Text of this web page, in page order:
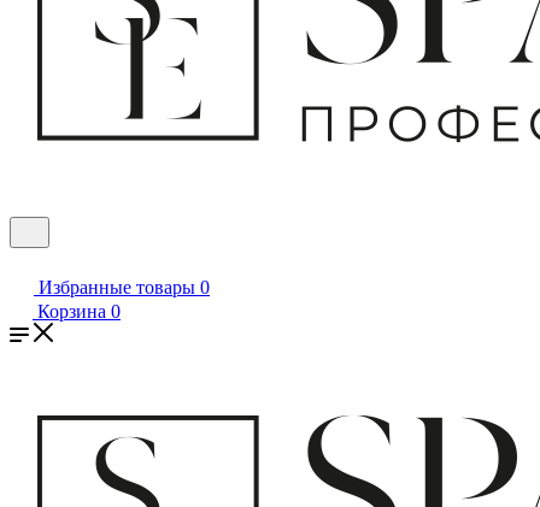
Избранные товары 0
Корзина 0